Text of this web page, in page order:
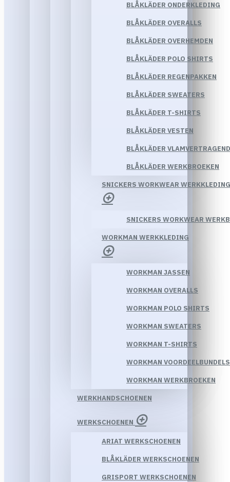
BLÅKLÄDER ONDERKLEDING
BLÅKLÄDER OVERALLS
BLÅKLÄDER OVERHEMDEN
BLÅKLÄDER POLO SHIRTS
BLÅKLÄDER REGENPAKKEN
BLÅKLÄDER SWEATERS
BLÅKLÄDER T-SHIRTS
BLÅKLÄDER VESTEN
BLÅKLÄDER
BLÅKLÄDER WERKBROEKEN
SNICKERS WORKWEAR WERKKLEDING
SNICKERS WORKWEAR
WORKMAN WERKKLEDING
WORKMAN JASSEN
WORKMAN OVERALLS
WORKMAN POLO SHIRTS
WORKMAN SWEATERS
WORKMAN T-SHIRTS
WORKMAN VOORDEELBUNDELS
WORKMAN WERKBROEKEN
WERKHANDSCHOENEN
WERKSCHOENEN
ARIAT WERKSCHOENEN
BLÅKLÄDER WERKSCHOENEN
GRISPORT WERKSCHOENEN